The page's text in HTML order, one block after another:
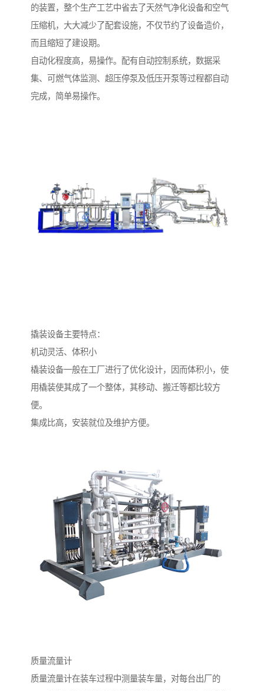
的装置，整个生产工艺中省去了天然气净化设备和空气
压缩机，大大减少了配套设施，不仅节约了设备造价，
而且缩短了建设期。
自动化程度高，易操作。配有自动控制系统，数据采
集、可燃气体监测、超压停泵及低压开泵等过程都自动
完成，简单易操作。
撬装设备主要特点：
机动灵活、体积小
橇装设备一般在工厂进行了优化设计，因而体积小，使
用橇装使其成了一个整体，其移动、搬迁等都比较方
便。
集成比高，安装就位及维护方便。
质量流量计
质量流量计在装车过程中测量装车量，对每台出厂的